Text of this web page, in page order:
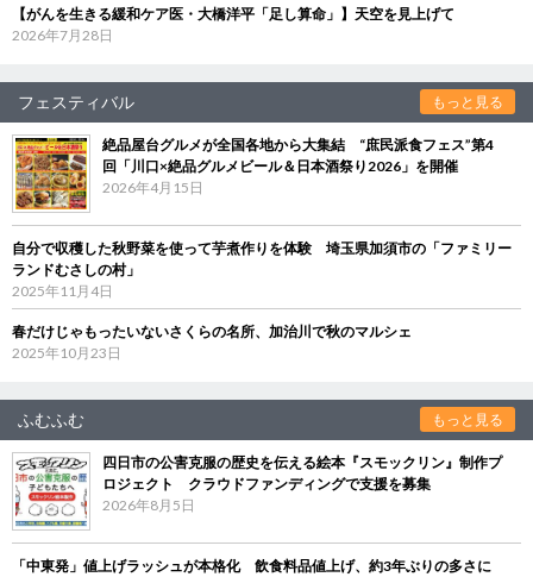
【がんを生きる緩和ケア医・大橋洋平「足し算命」】天空を見上げて
2026年7月28日
フェスティバル もっと見る
絶品屋台グルメが全国各地から大集結 “庶民派食フェス”第4
回「川口×絶品グルメビール＆日本酒祭り2026」を開催
2026年4月15日
自分で収穫した秋野菜を使って芋煮作りを体験 埼玉県加須市の「ファミリー
ランドむさしの村」
2025年11月4日
春だけじゃもったいないさくらの名所、加治川で秋のマルシェ
2025年10月23日
ふむふむ もっと見る
四日市の公害克服の歴史を伝える絵本『スモックリン』制作プ
ロジェクト クラウドファンディングで支援を募集
2026年8月5日
「中東発」値上げラッシュが本格化 飲食料品値上げ、約3年ぶりの多さに